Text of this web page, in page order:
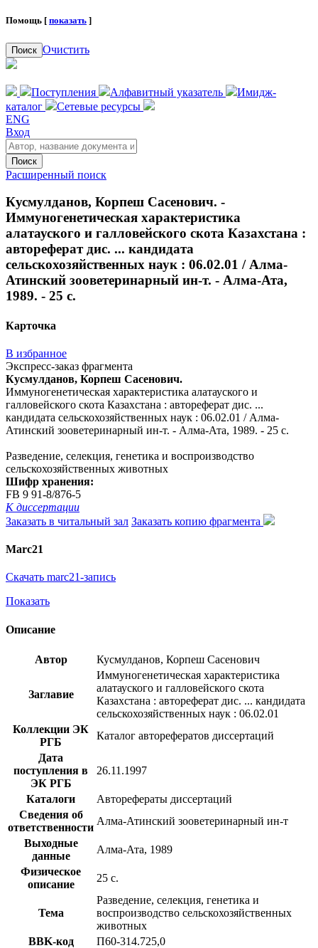
Помощь [ показать ]
Поиск Очистить
Поступления Алфавитный указатель
Имидж-
каталог
Сетевые ресурсы
ENG
Вход
Поиск
Расширенный поиск
Кусмулданов, Корпеш Сасенович. -
Иммуногенетическая характеристика
алатауского и галловейского скота Казахстана :
автореферат дис. ... кандидата
сельскохозяйственных наук : 06.02.01 / Алма-
Атинский зооветеринарный ин-т. - Алма-Ата,
1989. - 25 с.
Карточка
В избранное
Экспресс-заказ фрагмента
Кусмулданов, Корпеш Сасенович.
Иммуногенетическая характеристика алатауского и
галловейского скота Казахстана : автореферат дис. ...
кандидата сельскохозяйственных наук : 06.02.01 / Алма-
Атинский зооветеринарный ин-т. - Алма-Ата, 1989. - 25 с.
Разведение, селекция, генетика и воспроизводство
сельскохозяйственных животных
Шифр хранения:
FB 9 91-8/876-5
К диссертации
Заказать в читальный зал Заказать копию фрагмента
Marc21
Скачать marc21-запись
Показать
Описание
Автор Кусмулданов, Корпеш Сасенович
Заглавие
Иммуногенетическая характеристика
алатауского и галловейского скота
Казахстана : автореферат дис. ... кандидата
сельскохозяйственных наук : 06.02.01
Коллекции ЭК
РГБ
Каталог авторефератов диссертаций
Дата
поступления в
ЭК РГБ
26.11.1997
Каталоги
Авторефераты диссертаций
Сведения об
ответственности
Алма-Атинский зооветеринарный ин-т
Выходные
данные
Алма-Ата, 1989
Физическое
описание
25 с.
Тема
Разведение, селекция, генетика и
воспроизводство сельскохозяйственных
животных
BBK-код
П60-314.725,0